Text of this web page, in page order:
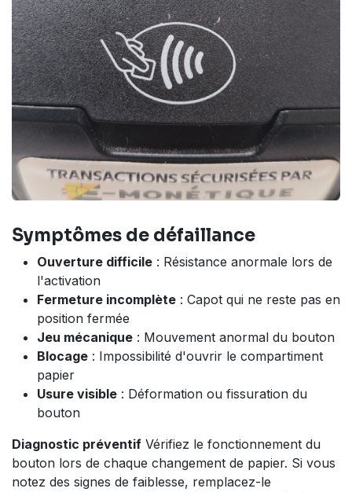
Symptômes de défaillance
Ouverture difficile : Résistance anormale lors de
l'activation
Fermeture incomplète : Capot qui ne reste pas en
position fermée
Jeu mécanique : Mouvement anormal du bouton
Blocage : Impossibilité d'ouvrir le compartiment
papier
Usure visible : Déformation ou fissuration du
bouton
Diagnostic préventif Vérifiez le fonctionnement du
bouton lors de chaque changement de papier. Si vous
notez des signes de faiblesse, remplacez-le